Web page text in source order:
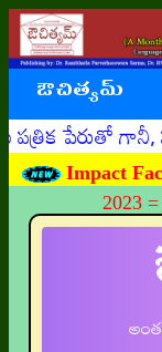
ఔచిత్యమ్
గానీ,
Impact
2023